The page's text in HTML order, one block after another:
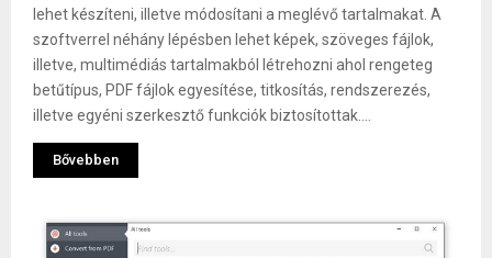
lehet készíteni, illetve módosítani a meglévő tartalmakat. A
szoftverrel néhány lépésben lehet képek, szöveges fájlok,
illetve, multimédiás tartalmakból létrehozni ahol rengeteg
betűtípus, PDF fájlok egyesítése, titkosítás, rendszerezés,
illetve egyéni szerkesztő funkciók biztosítottak....
Bővebben